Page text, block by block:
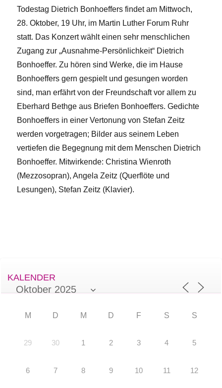
Todestag Dietrich Bonhoeffers findet am Mittwoch,
28. Oktober, 19 Uhr, im Martin Luther Forum Ruhr
statt. Das Konzert wählt einen sehr menschlichen
Zugang zur „Ausnahme-Persönlichkeit“ Dietrich
Bonhoeffer. Zu hören sind Werke, die im Hause
Bonhoeffers gern gespielt und gesungen worden
sind, man erfährt von der Freundschaft vor allem zu
Eberhard Bethge aus Briefen Bonhoeffers. Gedichte
Bonhoeffers in einer Vertonung von Stefan Zeitz
werden vorgetragen; Bilder aus seinem Leben
vertiefen die Begegnung mit dem Menschen Dietrich
Bonhoeffer. Mitwirkende: Christina Wienroth
(Mezzosopran), Angela Zeitz (Querflöte und
Lesungen), Stefan Zeitz (Klavier).
KALENDER
M D M D F S S
29 30 1 2 3 4 5
6 7 8 9 10 11 12